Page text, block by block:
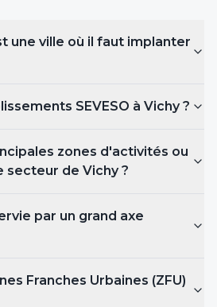
une ville où il faut implanter
SEVESO à Vichy?
zones d'activités ou
secteur de Vichy ?
par un grand axe
Franches Urbaines (ZFU)